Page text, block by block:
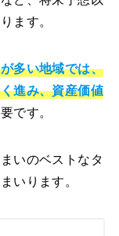
ます。
多い地域では、
進み、資産価値
です。
いのベストなタ
いります。